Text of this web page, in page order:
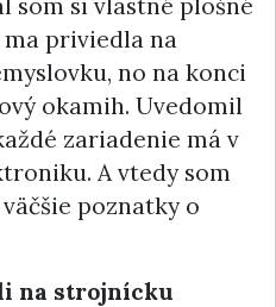
som si vlastné plošné
ma priviedla na
no na konci
okamih. Uvedomil
zariadenie má v
A vtedy som
poznatky o
na strojnícku